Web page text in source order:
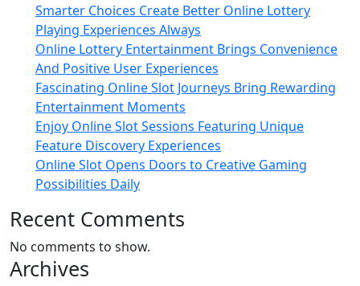
Smarter Choices Create Better Online Lottery
Playing Experiences Always
Online Lottery Entertainment Brings Convenience
And Positive User Experiences
Fascinating Online Slot Journeys Bring Rewarding
Entertainment Moments
Enjoy Online Slot Sessions Featuring Unique
Feature Discovery Experiences
Online Slot Opens Doors to Creative Gaming
Possibilities Daily
Recent Comments
No comments to show.
Archives